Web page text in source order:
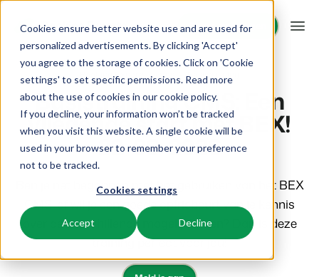
Cookies ensure better website use and are used for
personalized advertisements. By clicking 'Accept'
you agree to the storage of cookies. Click on 'Cookie
settings' to set specific permissions. Read more
about the use of cookies in our cookie policy.
If you decline, your information won’t be tracked
when you visit this website. A single cookie will be
used in your browser to remember your preference
not to be tracked.
Cookies settings
Accept Decline
Demo aanvragen
Demo aanvragen
Platform
BEX PMS
Reserveringssysteem
Beheer alle back office processen.
Adverteer jouw aanbod op een mix van kanalen.
Boost directe boekingen via jouw website.
Oplossingen
Booking Experts voor:
Villa's, bungalows, chalets en boomhutten.
Hotelkamers, appartementen, B&Bs en pensions.
Resources
Kennis
BEX Educate | Pro
Blijven leren, blijven leiden in de recreatie.
Prijzen
Klantverhalen
Booking Experts events Basistraining
Basistraining CMS: Een
vliegende start met BEX!
22-09-2026
Ben je net begonnen met het gebruiken van het BEX
CMS, of wil je een goede opfrisbeurt van je kennis
over de verschillende mogelijkheden? Dan is deze
training perfect voor jou!